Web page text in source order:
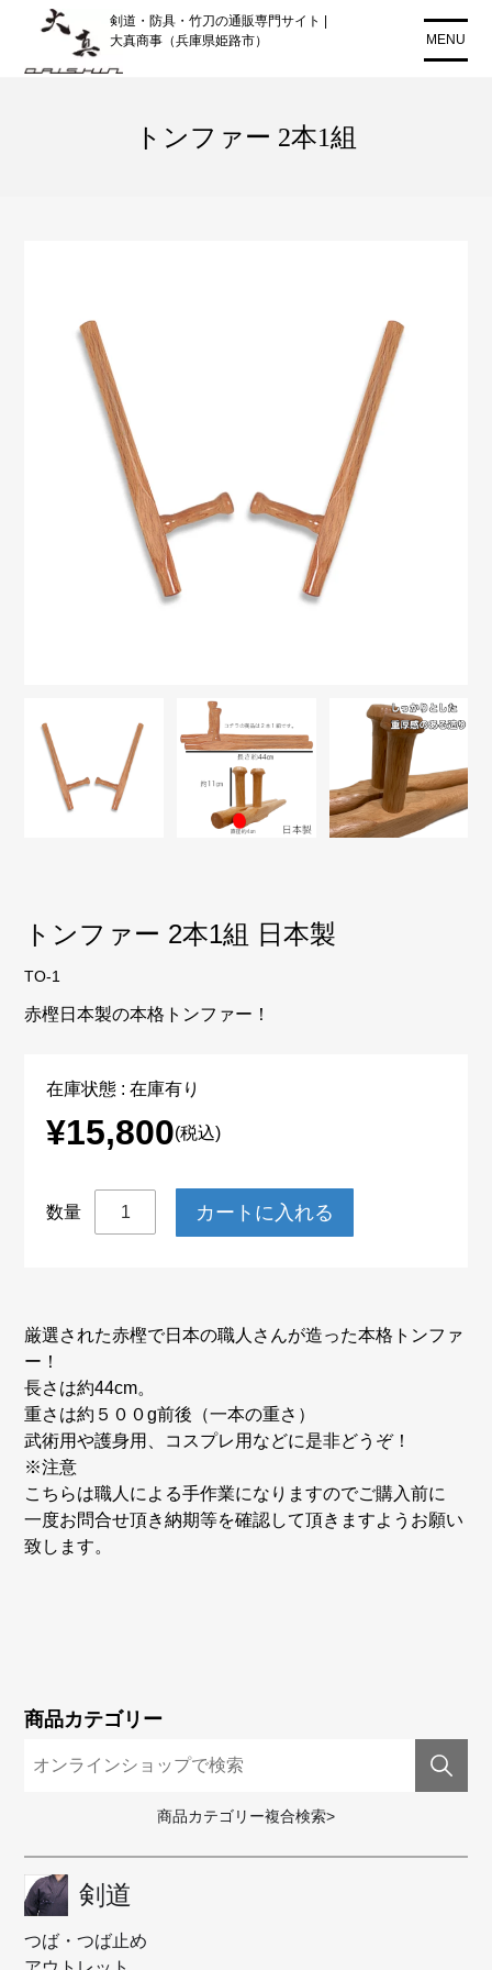
剣道・防具・竹刀の通販専門サイト |
大真商事（兵庫県姫路市）
MENU
トンファー 2本1組
トンファー 2本1組 日本製
TO-1
赤樫日本製の本格トンファー！
在庫状態 : 在庫有り
¥15,800(税込)
数量
厳選された赤樫で日本の職人さんが造った本格トンファ
ー！
長さは約44cm。
重さは約５００g前後（一本の重さ）
武術用や護身用、コスプレ用などに是非どうぞ！
※注意
こちらは職人による手作業になりますのでご購入前に
一度お問合せ頂き納期等を確認して頂きますようお願い
致します。
商品カテゴリー
商品カテゴリー複合検索>
剣道
つば・つば止め